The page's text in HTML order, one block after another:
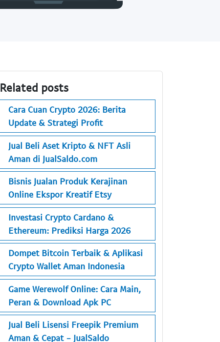
Related posts
Cara Cuan Crypto 2026: Berita
Update & Strategi Profit
Jual Beli Aset Kripto & NFT Asli
Aman di JualSaldo.com
Bisnis Jualan Produk Kerajinan
Online Ekspor Kreatif Etsy
Investasi Crypto Cardano &
Ethereum: Prediksi Harga 2026
Dompet Bitcoin Terbaik & Aplikasi
Crypto Wallet Aman Indonesia
Game Werewolf Online: Cara Main,
Peran & Download Apk PC
Jual Beli Lisensi Freepik Premium
Aman & Cepat - JualSaldo